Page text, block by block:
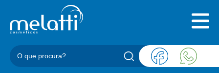
REPRESENTANTES